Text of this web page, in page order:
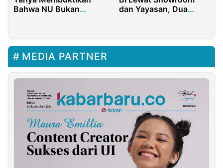
Bahwa NU Bukan
dan Yayasan, Dua
MEDIA PARTNER